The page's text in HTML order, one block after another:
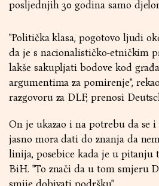
posljednjih 30 godina samo
"Politička klasa, pogotovo ljudi
da je s nacionalističko-etničkim
lakše sakupljati bodove kod
argumentima za pomirenje",
razgovoru za DLF, prenosi
On je ukazao i na potrebu da se
jasno mora dati do znanja da
linija, posebice kada je u
BiH. "To znači da u tom smjeru